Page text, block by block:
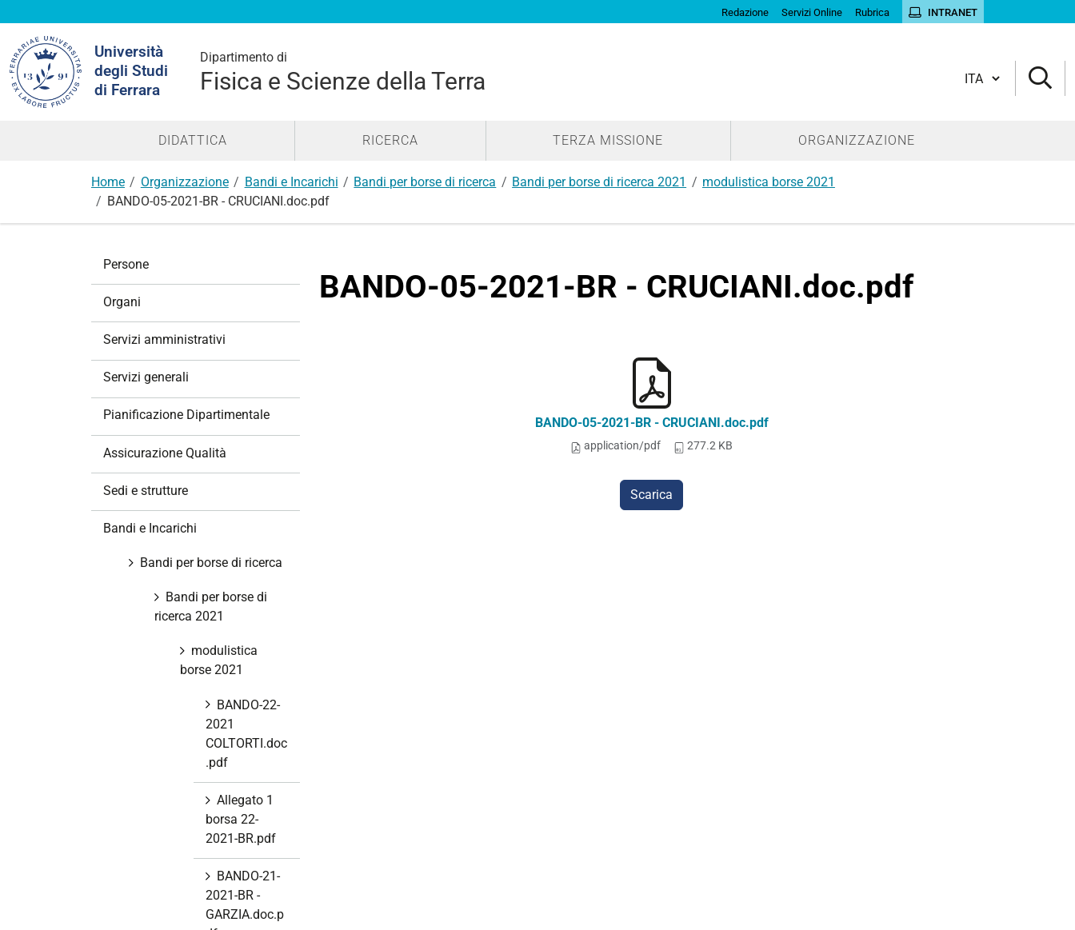
Redazione Servizi Online Rubrica INTRANET
Università
degli Studi
di Ferrara
Dipartimento di
Fisica e Scienze della Terra
nel
sito
Cambia lingua
DIDATTICA RICERCA TERZA MISSIONE ORGANIZZAZIONE
Home Organizzazione Bandi e Incarichi Bandi per borse di ricerca Bandi per borse di ricerca 2021
modulistica borse 2021
BANDO-05-2021-BR - CRUCIANI.doc.pdf
BANDO-05-2021-BR - CRUCIANI.doc.pdf
BANDO-05-2021-BR - CRUCIANI.doc.pdf
application/pdf 277.2 KB
Scarica
Persone
Organi
Servizi amministrativi
Servizi generali
Pianificazione Dipartimentale
Assicurazione Qualità
Sedi e strutture
Bandi e Incarichi
Bandi per borse di ricerca
Bandi per borse di
ricerca 2021
modulistica
borse 2021
BANDO-22-
2021
COLTORTI.doc
.pdf
Allegato 1
borsa 22-
2021-BR.pdf
BANDO-21-
2021-BR -
GARZIA.doc.p